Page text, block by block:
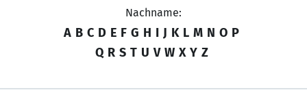
Nachname:
A B C D E F G H I J K L M N O P
Q R S T U V W X Y Z